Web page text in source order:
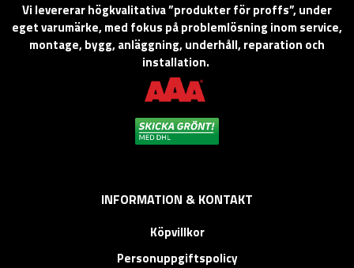
Vi levererar högkvalitativa ”produkter för proffs”, under
eget varumärke, med fokus på problemlösning inom service,
montage, bygg, anläggning, underhåll, reparation och
installation.
INFORMATION & KONTAKT
Köpvillkor
Personuppgiftspolicy